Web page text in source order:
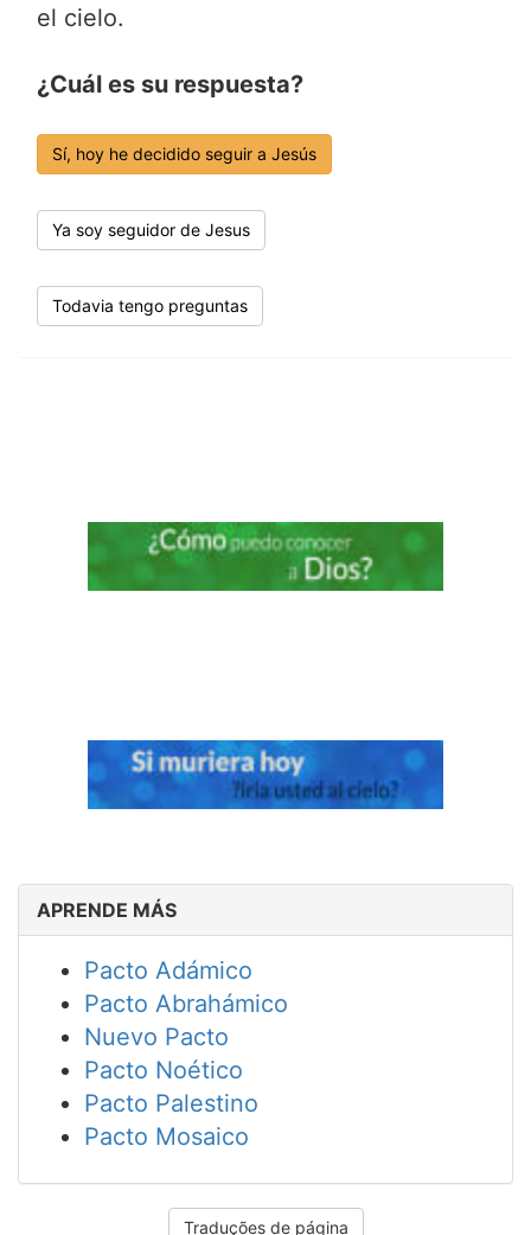
el cielo.
¿Cuál es su respuesta?
Sí, hoy he decidido seguir a Jesús
Ya soy seguidor de Jesus
Todavia tengo preguntas
APRENDE MÁS
Pacto Adámico
Pacto Abrahámico
Nuevo Pacto
Pacto Noético
Pacto Palestino
Pacto Mosaico
Traduções de página